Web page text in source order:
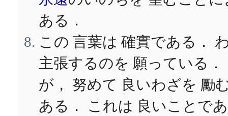
ある．
この 言葉は 確實である．
主張するのを 願っている
が， 努めて 良いわざを 勵
ある． これは 良いことで